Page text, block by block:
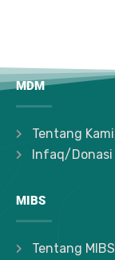
MDM
Tentang Kami
Infaq/Donasi
MIBS
Tentang MIBS